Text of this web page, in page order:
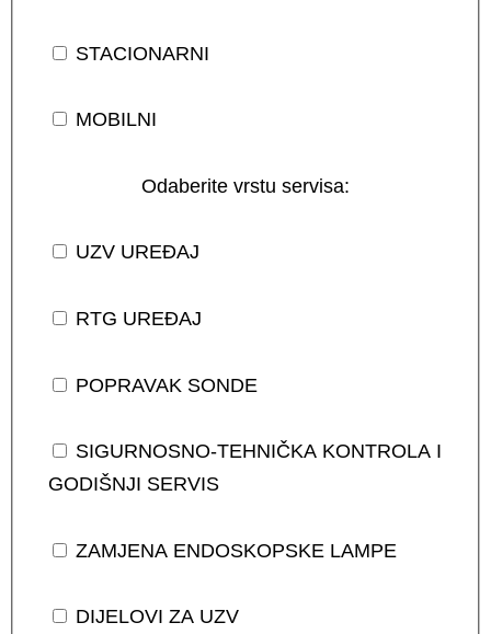
STACIONARNI
MOBILNI
Odaberite vrstu servisa:
UZV UREĐAJ
RTG UREĐAJ
POPRAVAK SONDE
SIGURNOSNO-TEHNIČKA KONTROLA I
GODIŠNJI SERVIS
ZAMJENA ENDOSKOPSKE LAMPE
DIJELOVI ZA UZV